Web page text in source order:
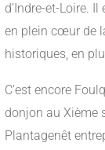
d’Indre-et-Loire. Il
en plein cœur de
historiques, en
C’est encore
donjon au Xième
Plantagenêt